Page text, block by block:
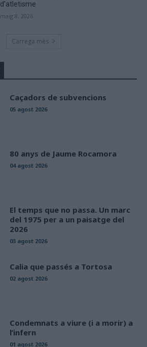
d’atletisme
maig 8, 2026
Carrega més
Caçadors de subvencions
05 agost 2026
80 anys de Jaume Rocamora
04 agost 2026
El temps que no passa. Un marc
del 1975 per a un paisatge del
2026
03 agost 2026
Calia que passés a Tortosa
02 agost 2026
Condemnats a viure (i a morir) a
l’infern
01 agost 2026